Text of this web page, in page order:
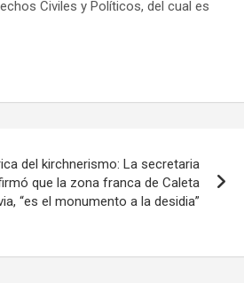
Civiles y Políticos, del cual es
del kirchnerismo: La secretaria
que la zona franca de Caleta
“es el monumento a la desidia”